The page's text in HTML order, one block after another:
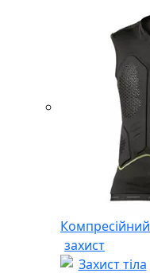
Компресійний
захист